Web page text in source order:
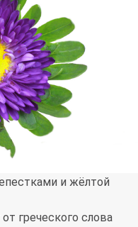
и жёлтой
греческого слова